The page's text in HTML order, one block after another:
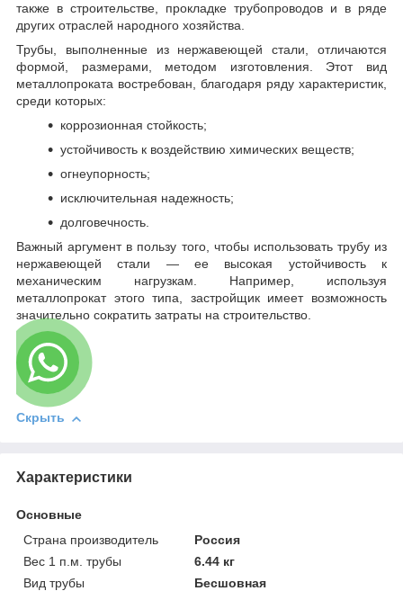
также в строительстве, прокладке трубопроводов и в ряде
других отраслей народного хозяйства.
Трубы, выполненные из нержавеющей стали, отличаются
формой, размерами, методом изготовления. Этот вид
металлопроката востребован, благодаря ряду характеристик,
среди которых:
коррозионная стойкость;
устойчивость к воздействию химических веществ;
огнеупорность;
исключительная надежность;
долговечность.
Важный аргумент в пользу того, чтобы использовать трубу из
нержавеющей стали — ее высокая устойчивость к
механическим нагрузкам. Например, используя
металлопрокат этого типа, застройщик имеет возможность
значительно сократить затраты на строительство.
Скрыть
Характеристики
Основные
Страна производитель
Россия
Вес 1 п.м. трубы
6.44 кг
Вид трубы
Бесшовная